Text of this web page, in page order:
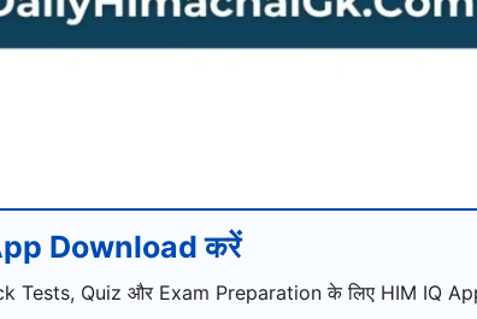
Download करें
Quiz और Exam Preparation के लिए HIM IQ